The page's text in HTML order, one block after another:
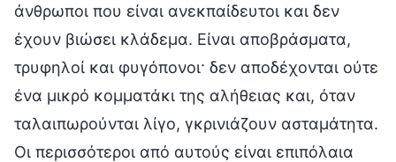
άνθρωποι που είναι ανεκπαίδευτοι και δεν
έχουν βιώσει κλάδεμα. Είναι αποβράσματα,
τρυφηλοί και φυγόπονοι· δεν αποδέχονται ούτε
ένα μικρό κομματάκι της αλήθειας και, όταν
ταλαιπωρούνται λίγο, γκρινιάζουν ασταμάτητα.
Οι περισσότεροι από αυτούς είναι επιπόλαια